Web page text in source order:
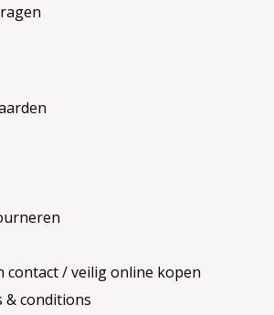
contact / veilig online kopen
& conditions